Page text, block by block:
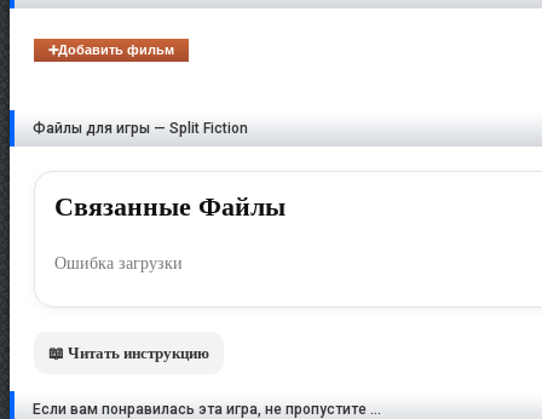
➕Добавить фильм
Файлы для игры — Split Fiction
Связанные Файлы
Ошибка загрузки
📖 Читать инструкцию
Если вам понравилась эта игра, не пропустите ...